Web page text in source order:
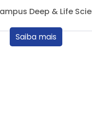
Deep & Life
Saiba mais